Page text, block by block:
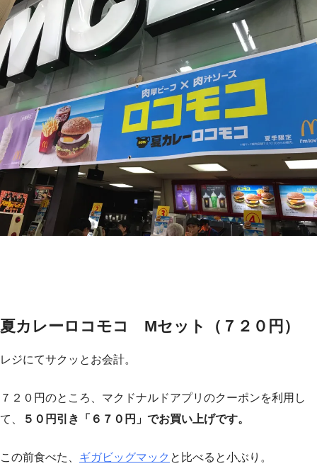
夏カレーロコモコ Mセット（７２０円）
レジにてサクッとお会計。
７２０円のところ、マクドナルドアプリのクーポンを利用し
て、
５０円引き「６７０円」でお買い上げです。
この前食べた、 ギガビッグマック と比べると小ぶり。